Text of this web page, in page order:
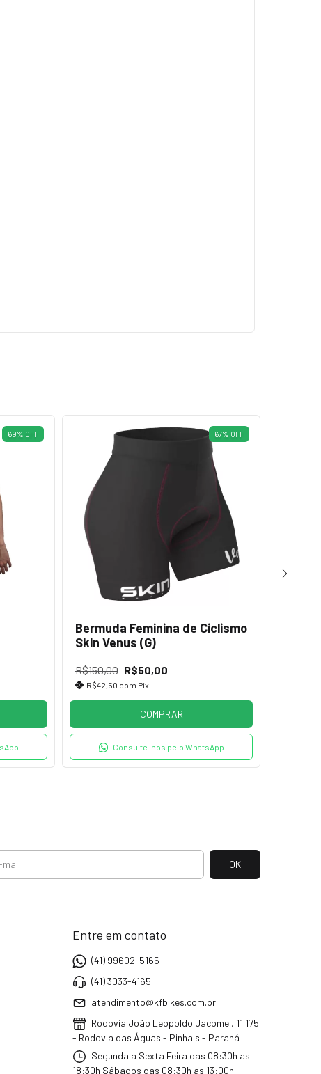
69% OFF 67% OFF
Bermuda Feminina de Ciclismo
Skin Venus (G)
R$150,00 R$50,00
R$42,50 com Pix
COMPRAR
Consulte-nos pelo WhatsApp
Entre em contato
(41) 99602-5165
(41) 3033-4165
atendimento@kfbikes.com.br
Rodovia João Leopoldo Jacomel, 11.175
- Rodovia das Águas - Pinhais - Paraná
Segunda a Sexta Feira das 08:30h as
18:30h Sábados das 08:30h as 13:00h